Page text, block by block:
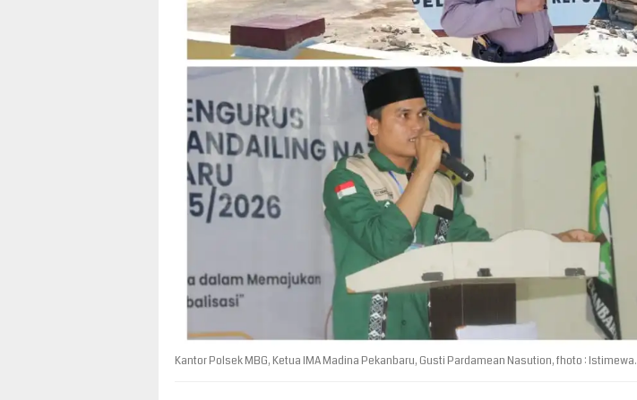
Kantor Polsek MBG, Ketua IMA Madina Pekanbaru, Gusti Pardamean Nasution, fhoto : Istimewa.